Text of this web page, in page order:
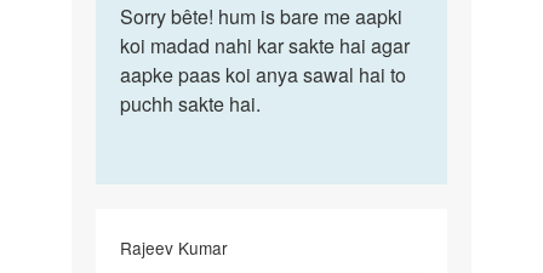
to
Muje
sex
karna
koi…
Mohit
Sorry
bête!
hum
is
Sorry bête! hum is bare me aapki
koi madad nahi kar sakte hai agar
aapke paas koi anya sawal hai to
puchh sakte hai.
Rajeev Kumar